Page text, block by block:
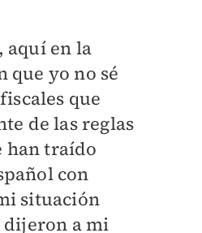
aquí en la
que yo no sé
que
de las reglas
han traído
con
situación
a mi